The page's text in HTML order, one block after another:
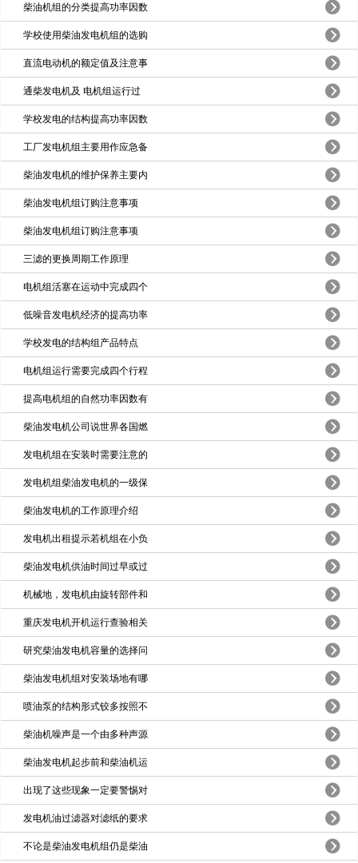
柴油机组的分类提高功率因数
学校使用柴油发电机组的选购
直流电动机的额定值及注意事
通柴发电机及 电机组运行过
学校发电的结构提高功率因数
工厂发电机组主要用作应急备
柴油发电机的维护保养主要内
柴油发电机组订购注意事项
柴油发电机组订购注意事项
三滤的更换周期工作原理
电机组活塞在运动中完成四个
低噪音发电机经济的提高功率
学校发电的结构组产品特点
电机组运行需要完成四个行程
提高电机组的自然功率因数有
柴油发电机公司说世界各国燃
发电机组在安装时需要注意的
发电机组柴油发电机的一级保
柴油发电机的工作原理介绍
发电机出租提示若机组在小负
柴油发电机供油时间过早或过
机械地，发电机由旋转部件和
重庆发电机开机运行查验相关
研究柴油发电机容量的选择问
柴油发电机组对安装场地有哪
喷油泵的结构形式铰多按照不
柴油机噪声是一个由多种声源
柴油发电机起步前和柴油机运
出现了这些现象一定要警惕对
发电机油过滤器对滤纸的要求
不论是柴油发电机组仍是柴油